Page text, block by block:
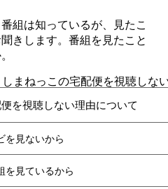
組は知っているが、見たこ
きします。番組を見たこと
しまねっこの宅配便を視聴しな
を視聴しない理由について
を見ないから
を見ているから